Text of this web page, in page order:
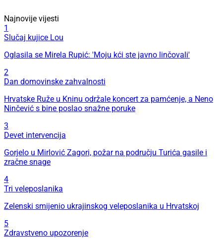
Najnovije vijesti
1
Slučaj kujice Lou
Oglasila se Mirela Rupić: 'Moju kći ste javno linčovali'
2
Dan domovinske zahvalnosti
Hrvatske Ruže u Kninu održale koncert za pamćenje, a Neno
Ninčević s bine poslao snažne poruke
3
Devet intervencija
Gorjelo u Mirlović Zagori, požar na području Turića gasile i
zračne snage
4
Tri veleposlanika
Zelenski smijenio ukrajinskog veleposlanika u Hrvatskoj
5
Zdravstveno upozorenje